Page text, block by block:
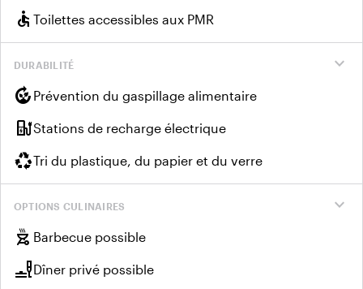
accessible Toilettes accessibles aux PMR
expand_more
DURABILITÉ
compost Prévention du gaspillage alimentaire
ev_chargerStations de recharge électrique
recyclingTri du plastique, du papier et du verre
expand_more
OPTIONS CULINAIRES
outdoor_grill Barbecue possible
brunch_diningDîner privé possible